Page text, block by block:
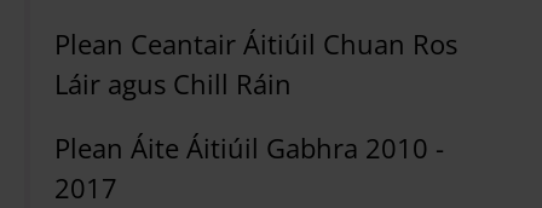
Plean Ceantair Áitiúil Chuan Ros
Láir agus Chill Ráin
Plean Áite Áitiúil Gabhra 2010 -
2017